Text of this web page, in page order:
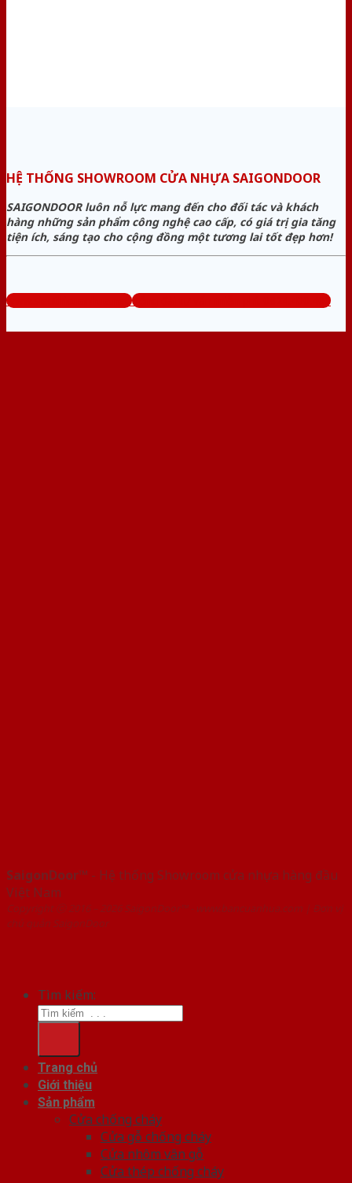
HỆ THỐNG SHOWROOM CỬA NHỰA SAIGONDOOR
SAIGONDOOR luôn nỗ lực mang đến cho đối tác và khách
hàng những sản phẩm công nghệ cao cấp, có giá trị gia tăng
tiện ích, sáng tạo cho cộng đồng một tương lai tốt đẹp hơn!
www.sieuthicuanhua.net Tổng đài tư vấn miễn phí: 0824.400.400
SaigonDoor™ - Hệ thống Showroom cửa nhựa hàng đầu
Việt Nam
Copyright ⓒ 2016 – 2026 SaigonDoor™ - www.bancuanhua.com | Đơn vị
chủ quản SaigonDoor
Tìm kiếm:
Trang chủ
Giới thiệu
Sản phẩm
Cửa chống cháy
Cửa gỗ chống cháy
Cửa nhôm vân gỗ
Cửa thép chống cháy